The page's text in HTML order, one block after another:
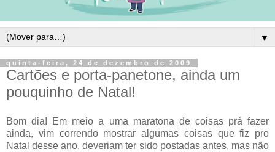
▼
quinta-feira, 24 de dezembro de 2009
Cartões e porta-panetone, ainda um
pouquinho de Natal!
Bom dia! Em meio a uma maratona de coisas prá fazer
ainda, vim correndo mostrar algumas coisas que fiz pro
Natal desse ano, deveriam ter sido postadas antes, mas não